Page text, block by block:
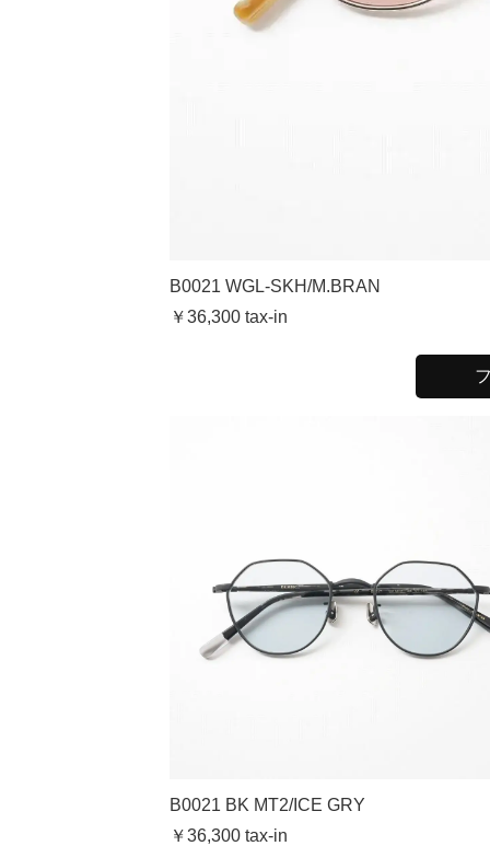
B0021 WGL-SKH/M.BRAN
￥36,300 tax-in
B0021 BK MT2/ICE GRY
￥36,300 tax-in